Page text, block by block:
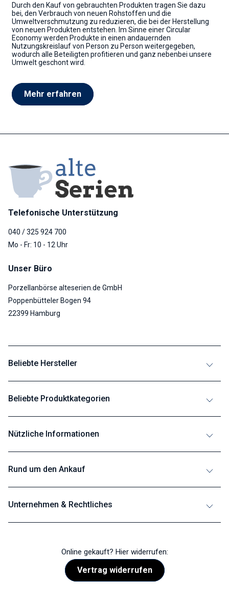
Durch den Kauf von gebrauchten Produkten tragen Sie dazu
bei, den Verbrauch von neuen Rohstoffen und die
Umweltverschmutzung zu reduzieren, die bei der Herstellung
von neuen Produkten entstehen. Im Sinne einer Circular
Economy werden Produkte in einen andauernden
Nutzungskreislauf von Person zu Person weitergegeben,
wodurch alle Beteiligten profitieren und ganz nebenbei unsere
Umwelt geschont wird.
Mehr erfahren
Telefonische Unterstützung
040 / 325 924 700
Mo - Fr: 10 - 12 Uhr
Unser Büro
Porzellanbörse alteserien.de GmbH
Poppenbütteler Bogen 94
22399 Hamburg
Beliebte Hersteller
Beliebte Produktkategorien
Nützliche Informationen
Rund um den Ankauf
Unternehmen & Rechtliches
Online gekauft? Hier widerrufen:
Vertrag widerrufen